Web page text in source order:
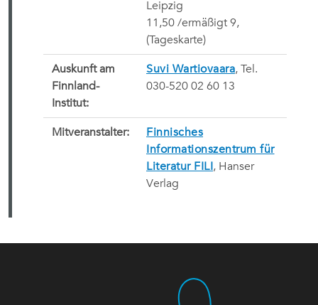
Leipzig
11,50 /ermäßigt 9, 
(Tageskarte)
Auskunft am
Finnland-
Institut:
Suvi Wartiovaara, Tel.
030-520 02 60 13
Mitveranstalter:
Finnisches
Informationszentrum für
Literatur FILI, Hanser
Verlag